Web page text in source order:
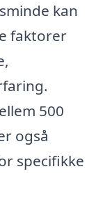
kan
faktorer
500
også
specifikke